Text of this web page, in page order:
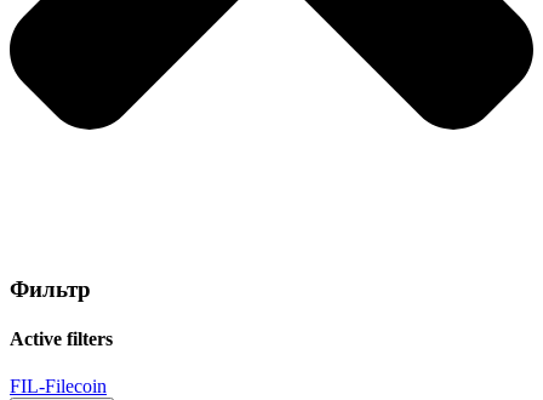
Фильтр
Active filters
FIL-Filecoin